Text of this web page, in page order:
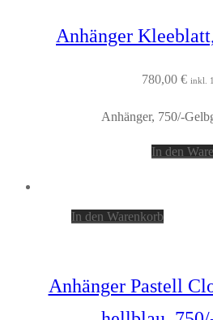
Anhänger
780,00 € inkl.
Anhänger, 750/-
In den
In den Warenkorb
Anhänger Pastell